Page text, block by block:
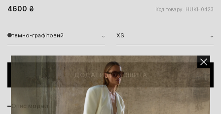
4600 ₴ Код товару: HUKH0423
темно-графітовий XS
ДОДАТИ ДО КОШИКА
Опис моделі